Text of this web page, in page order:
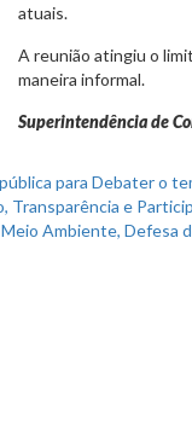
atuais.
A reunião atingiu o
maneira informal.
Superintendência de